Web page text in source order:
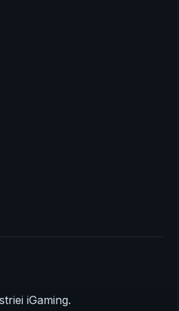
iGaming.